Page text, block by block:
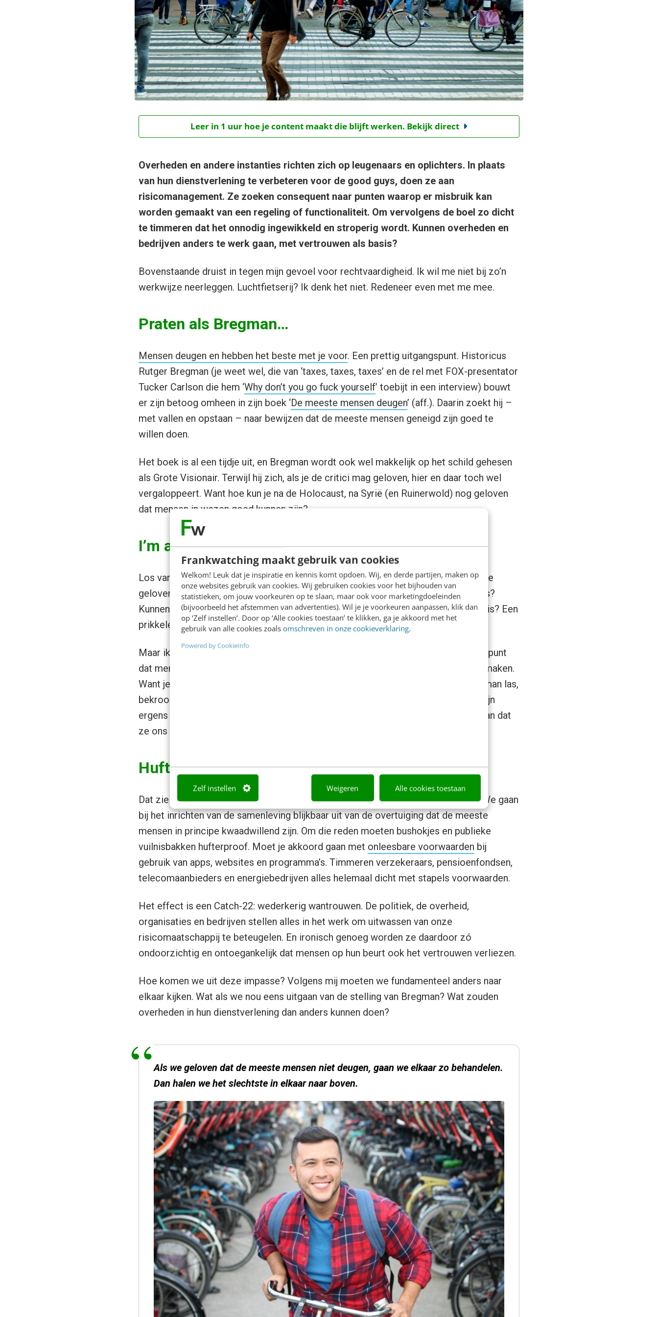
Frankwatching maakt gebruik van cookies
Welkom! Leuk dat je inspiratie en kennis komt opdoen. Wij, en derde partijen, maken op
onze websites gebruik van cookies. Wij gebruiken cookies voor het bijhouden van
statistieken, om jouw voorkeuren op te slaan, maar ook voor marketingdoeleinden
(bijvoorbeeld het afstemmen van advertenties). Wil je je voorkeuren aanpassen, klik dan
op ‘Zelf instellen’. Door op ‘Alle cookies toestaan’ te klikken, ga je akkoord met het
gebruik van alle cookies zoals omschreven in onze cookieverklaring.
Powered by CookieInfo
Zelf instellen Weigeren Alle cookies toestaan
Leer in 1 uur hoe je content maakt die blijft werken. Bekijk direct
Overheden en andere instanties richten zich op leugenaars en oplichters. In plaats
van hun dienstverlening te verbeteren voor de good guys, doen ze aan
risicomanagement. Ze zoeken consequent naar punten waarop er misbruik kan
worden gemaakt van een regeling of functionaliteit. Om vervolgens de boel zo dicht
te timmeren dat het onnodig ingewikkeld en stroperig wordt. Kunnen overheden en
bedrijven anders te werk gaan, met vertrouwen als basis?
Bovenstaande druist in tegen mijn gevoel voor rechtvaardigheid. Ik wil me niet bij zo’n
werkwijze neerleggen. Luchtfietserij? Ik denk het niet. Redeneer even met me mee.
Praten als Bregman…
Mensen deugen en hebben het beste met je voor. Een prettig uitgangspunt. Historicus
Rutger Bregman (je weet wel, die van ‘taxes, taxes, taxes’ en de rel met FOX-presentator
Tucker Carlson die hem ‘Why don’t you go fuck yourself’ toebijt in een interview) bouwt
er zijn betoog omheen in zijn boek ‘De meeste mensen deugen’ (aff.). Daarin zoekt hij –
met vallen en opstaan – naar bewijzen dat de meeste mensen geneigd zijn goed te
willen doen.
Het boek is al een tijdje uit, en Bregman wordt ook wel makkelijk op het schild gehesen
als Grote Visionair. Terwijl hij zich, als je de critici mag geloven, hier en daar toch wel
vergaloppeert. Want hoe kun je na de Holocaust, na Syrië (en Ruinerwold) nog geloven
dat mensen in wezen goed kunnen zijn?
I’m a believer
Los van de vraag of Bregman zich wel of niet vergaloppeert – ik ben geneigd ‘m te
geloven. Het is een ongewoon standpunt, en het is interessant. Wat als het waar is?
Kunnen overheden en bedrijven dan anders te werk gaan? Met vertrouwen als basis? Een
prikkelend idee.
Maar ik geloof hem ook omdat ik dat wíl. Omdat een beetje geloof in het uitgangspunt
dat mensen in de kern oké zijn ons dagelijks leven een stuk prettiger zou kunnen maken.
Want je voelt het keer op keer: we wantrouwen elkaar. Toen ik het boek van Bregman las,
bekroop me het gevoel dat we ‘gewoon’ een verkeerde start hebben gehad. We zijn
ergens
ervan uitgegaan dat anderen ons liever een oor aannaaien dan dat
ze ons helpen.
Hufterproof is de norm
Dat zie je ook terug in de verhouding tussen instanties en ons ‘gewone mensen’. We gaan
bij het inrichten van de samenleving blijkbaar uit van de overtuiging dat de meeste
mensen in principe kwaadwillend zijn. Om die reden moeten bushokjes en publieke
vuilnisbakken hufterproof. Moet je akkoord gaan met onleesbare voorwaarden bij
gebruik van apps, websites en programma’s. Timmeren verzekeraars, pensioenfondsen,
telecomaanbieders en energiebedrijven alles helemaal dicht met stapels voorwaarden.
Het effect is een Catch-22: wederkerig wantrouwen. De politiek, de overheid,
organisaties en bedrijven stellen alles in het werk om uitwassen van onze
risicomaatschappij te beteugelen. En ironisch genoeg worden ze daardoor zó
ondoorzichtig en ontoegankelijk dat mensen op hun beurt ook het vertrouwen verliezen.
Hoe komen we uit deze impasse? Volgens mij moeten we fundamenteel anders naar
elkaar kijken. Wat als we nou eens uitgaan van de stelling van Bregman? Wat zouden
overheden in hun dienstverlening dan anders kunnen doen?
Als we geloven dat de meeste mensen niet deugen, gaan we elkaar zo behandelen.
Dan halen we het slechtste in elkaar naar boven.